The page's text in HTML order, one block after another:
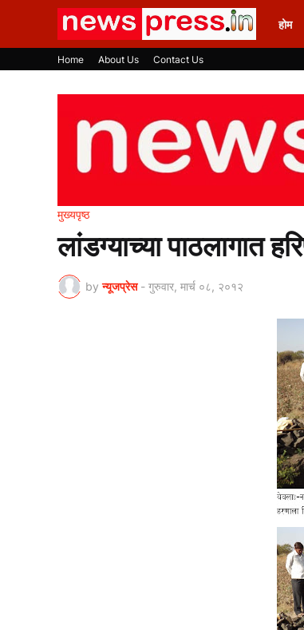
होम
Home About Us Contact Us
मुख्यपृष्ठ
लांडग्याच्या पाठलागात
by न्यूजप्रेस - गुरुवार, मार्च ०८, २०१२